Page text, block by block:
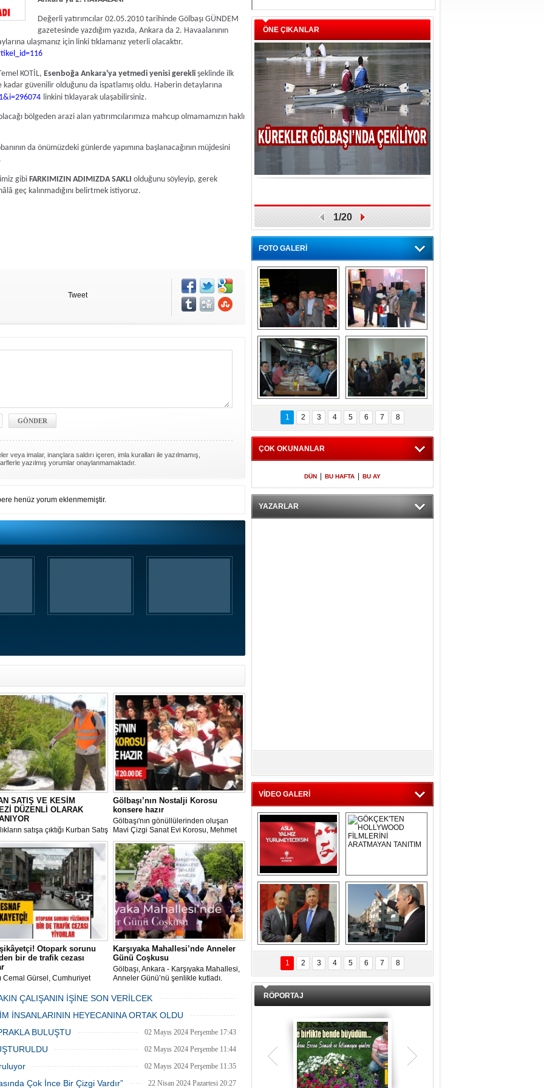
Değerli yatırımcılar 02.05.2010 tarihinde Gölbaşı GÜNDEM
gazetesinde yazdığım yazıda, Ankara da 2. Havaalanının
ulaşmanız için linki tıklamanız yeterli olacaktır.
KOTİL, Esenboğa Ankara'ya yetmedi yenisi gerekli şeklinde ilk
kadar güvenilir olduğunu da ispatlamış oldu. Haberin detaylarına
linkini tıklayarak ulaşabilirsiniz.
bölgeden arazi alan yatırımcılarımıza mahcup olmamamızın haklı
da önümüzdeki günlerde yapımına başlanacağının müjdesini
gibi FARKIMIZIN ADIMIZDA SAKLI olduğunu söyleyip, gerek
geç kalınmadığını belirtmek istiyoruz.
Tweet
veya imalar, inançlara saldırı içeren, imla kuralları ile yazılmamış,
yazılmış yorumlar onaylanmamaktadır.
henüz yorum eklenmemiştir.
SATIŞ VE KESİM
DÜZENLİ OLARAK
satışa çıktığı Kurban Satış
Merkezi, haşere ve
önüne geçilmesi amacıyla
Gölbaşı Belediyesi ekipleri
düzenli olarak ilaçlanıyor.
Gölbaşı’nın Nostalji Korosu
konsere hazır
Gölbaşı'nın gönüllülerinden oluşan
Mavi Çizgi Sanat Evi Korosu, Mehmet
Akif Ersoy Kültür Merkezi’nde vereceği
konsere hızır.
Otopark sorunu
bir de trafik cezası
Cemal Gürsel, Cumhuriyet
esnaf ve alışverişe gelen
park cezaları yüzünden
bezdi.
Karşıyaka Mahallesi’nde Anneler
Günü Coşkusu
Gölbaşı, Ankara - Karşıyaka Mahallesi,
Anneler Günü’nü şenlikle kutladı.
öncülüğünde düzenlenen 1. Karşıyaka
ÇALIŞANIN İŞİNE SON VERİLCEK
06 Mayıs 2024 Pazartesi 15:47
İNSANLARININ HEYECANINA ORTAK OLDU
06 Mayıs 2024 Pazartesi 15:31
BULUŞTU 02 Mayıs 2024 Perşembe 17:43
02 Mayıs 2024 Perşembe 11:44
02 Mayıs 2024 Perşembe 11:35
Çok İnce Bir Çizgi Vardır” 22 Nisan 2024 Pazartesi 20:27
ÖNE ÇIKANLAR
1/20
FOTO GALERİ
Gölbaşı GAZZE
İÇİN YÜRÜDÜ
Kaymakamlıktan
iftar yemeği
Kaymakamlıktan
iftar yemeği
NERGÜL
YILDIRIM SEÇİM
BÜROSUNU AÇTI
1 2 3 4 5 6 7 8
ÇOK OKUNANLAR
DÜN BU HAFTA BU AY
YAZARLAR
VİDEO GALERİ
Asla Yalnız
Yürümeyeceksin
Uzun Adam
GÖKÇEK'TEN
HOLLYWOOD
FİLMLERİNİ
ARATMAYAN
TANITIM
DAL İÇERİ ZÜBÜK!
ERCAN ŞİMŞEK
GÖLBAŞI'NDA
KASIRGA ETKİSİ
YARATTI !
1 2 3 4 5 6 7 8
RÖPORTAJ
Teşrik tekbiri nedir? Ne anlama gelir?